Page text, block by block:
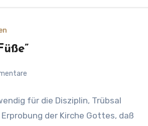
für die Disziplin, Trübsal
der Kirche Gottes, daß